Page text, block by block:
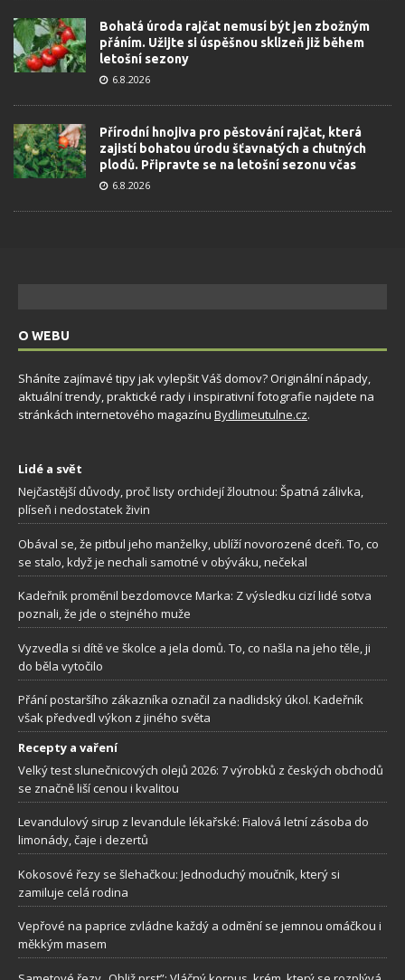
Bohatá úroda rajčat nemusí být jen zbožným
přáním. Užijte si úspěšnou sklizeň již během
letošní sezony
6.8.2026
Přírodní hnojiva pro pěstování rajčat, která
zajistí bohatou úrodu šťavnatých a chutných
plodů. Připravte se na letošní sezonu včas
6.8.2026
O WEBU
Sháníte zajímavé tipy jak vylepšit Váš domov? Originální nápady,
aktuální trendy, praktické rady i inspirativní fotografie najdete na
stránkách internetového magazínu Bydlimeutulne.cz.
Lidé a svět
Nejčastější důvody, proč listy orchidejí žloutnou: Špatná zálivka,
plíseň i nedostatek živin
Obával se, že pitbul jeho manželky, ublíží novorozené dceři. To, co
se stalo, když je nechali samotné v obýváku, nečekal
Kadeřník proměnil bezdomovce Marka: Z výsledku cizí lidé sotva
poznali, že jde o stejného muže
Vyzvedla si dítě ve školce a jela domů. To, co našla na jeho těle, ji
do běla vytočilo
Přání postaršího zákazníka označil za nadlidský úkol. Kadeřník
však předvedl výkon z jiného světa
Recepty a vaření
Velký test slunečnicových olejů 2026: 7 výrobků z českých obchodů
se značně liší cenou i kvalitou
Levandulový sirup z levandule lékařské: Fialová letní zásoba do
limonády, čaje i dezertů
Kokosové řezy se šlehačkou: Jednoduchý moučník, který si
zamiluje celá rodina
Vepřové na paprice zvládne každý a odmění se jemnou omáčkou i
měkkým masem